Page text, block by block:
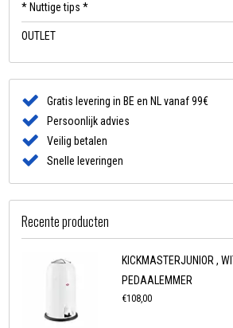
* Nuttige tips *
OUTLET
Gratis levering in BE en NL vanaf 99€
Persoonlijk advies
Veilig betalen
Snelle leveringen
Recente producten
KICKMASTERJUNIOR ,
PEDAALEMMER
€108,00